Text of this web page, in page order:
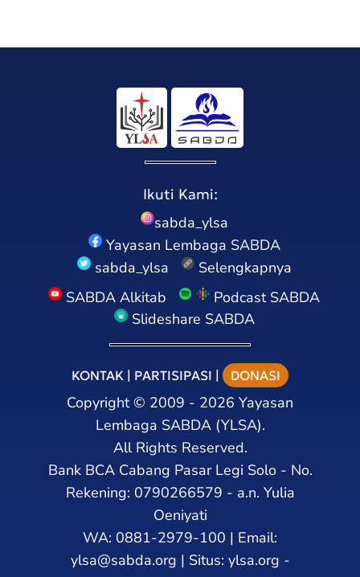
Ikuti Kami:
sabda_ylsa
Yayasan Lembaga SABDA
sabda_ylsa
Selengkapnya
SABDA Alkitab
Podcast SABDA
Slideshare SABDA
KONTAK | PARTISIPASI | DONASI
Copyright© 2009 - 2026 Yayasan
Lembaga SABDA (YLSA).
All Rights Reserved.
Bank BCA Cabang Pasar Legi Solo - No.
Rekening: 0790266579 - a.n. Yulia
Oeniyati
WA: 0881-2979-100 | Email:
ylsa@sabda.org | Situs: ylsa.org -